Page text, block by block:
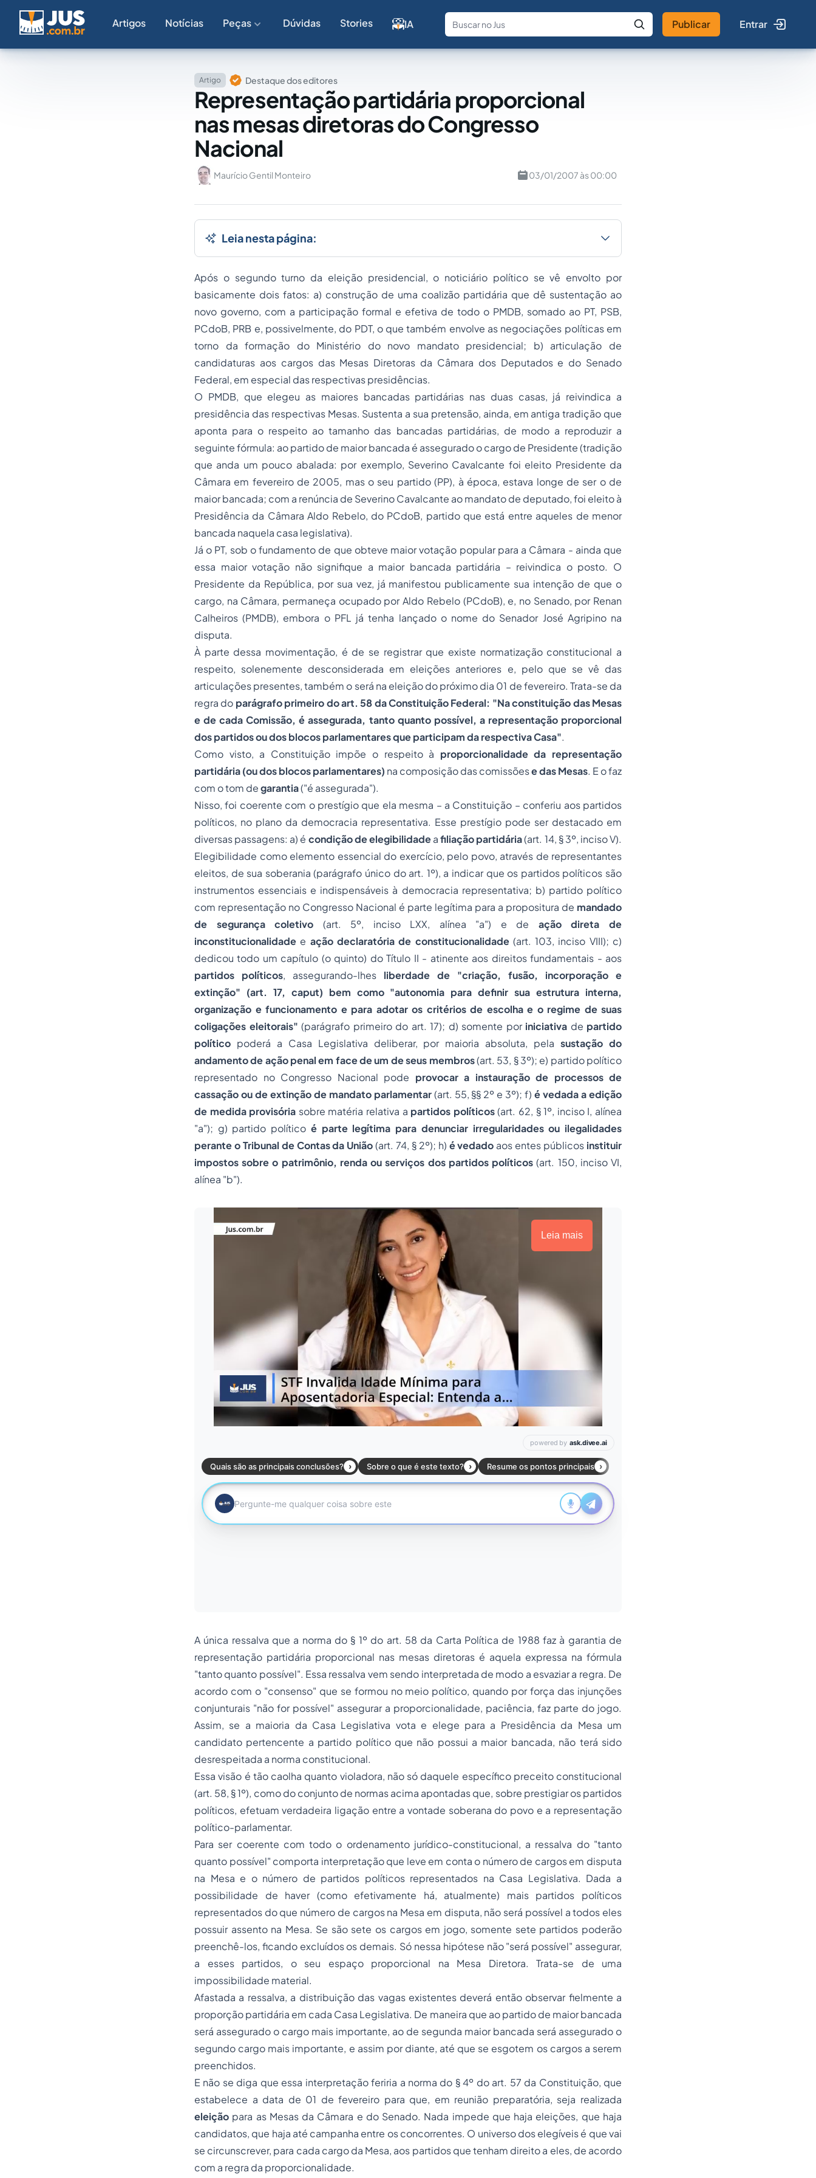
Artigos Notícias Peças Dúvidas Stories IA
Fale com a IA Buscar no Jus
Publicar Entrar
Artigo Destaque dos editores
Representação partidária proporcional
nas mesas diretoras do Congresso
Nacional
Maurício Gentil Monteiro 03/01/2007 às 00:00
Leia nesta página:
Após o segundo turno da eleição presidencial, o noticiário político se vê envolto por
basicamente dois fatos: a) construção de uma coalizão partidária que dê sustentação ao
novo governo, com a participação formal e efetiva de todo o PMDB, somado ao PT, PSB,
PCdoB, PRB e, possivelmente, do PDT, o que também envolve as negociações políticas em
torno da formação do Ministério do novo mandato presidencial; b) articulação de
candidaturas aos cargos das Mesas Diretoras da Câmara dos Deputados e do Senado
Federal, em especial das respectivas presidências.
O PMDB, que elegeu as maiores bancadas partidárias nas duas casas, já reivindica a
presidência das respectivas Mesas. Sustenta a sua pretensão, ainda, em antiga tradição que
aponta para o respeito ao tamanho das bancadas partidárias, de modo a reproduzir a
seguinte fórmula: ao partido de maior bancada é assegurado o cargo de Presidente (tradição
que anda um pouco abalada: por exemplo, Severino Cavalcante foi eleito Presidente da
Câmara em fevereiro de 2005, mas o seu partido (PP), à época, estava longe de ser o de
maior bancada; com a renúncia de Severino Cavalcante ao mandato de deputado, foi eleito à
Presidência da Câmara Aldo Rebelo, do PCdoB, partido que está entre aqueles de menor
bancada naquela casa legislativa).
Já o PT, sob o fundamento de que obteve maior votação popular para a Câmara - ainda que
essa maior votação não signifique a maior bancada partidária – reivindica o posto. O
Presidente da República, por sua vez, já manifestou publicamente sua intenção de que o
cargo, na Câmara, permaneça ocupado por Aldo Rebelo (PCdoB), e, no Senado, por Renan
Calheiros (PMDB), embora o PFL já tenha lançado o nome do Senador José Agripino na
disputa.
À parte dessa movimentação, é de se registrar que existe normatização constitucional a
respeito, solenemente desconsiderada em eleições anteriores e, pelo que se vê das
articulações presentes, também o será na eleição do próximo dia 01 de fevereiro. Trata-se da
regra do parágrafo primeiro do art. 58 da Constituição Federal: "Na constituição das Mesas
e de cada Comissão, é assegurada, tanto quanto possível, a representação proporcional
dos partidos ou dos blocos parlamentares que participam da respectiva Casa".
Como visto, a Constituição impõe o respeito à proporcionalidade da representação
partidária (ou dos blocos parlamentares) na composição das comissõese das Mesas. E o faz
com o tom degarantia("é assegurada").
Nisso, foi coerente com o prestígio que ela mesma – a Constituição – conferiu aos partidos
políticos, no plano da democracia representativa. Esse prestígio pode ser destacado em
diversas passagens: a) é condição de elegibilidadeafiliação partidária(art. 14, § 3º, inciso V).
Elegibilidade como elemento essencial do exercício, pelo povo, através de representantes
eleitos, de sua soberania (parágrafo único do art. 1º), a indicar que os partidos políticos são
instrumentos essenciais e indispensáveis à democracia representativa; b) partido político
com representação no Congresso Nacional é parte legítima para a propositura de mandado
de segurança coletivo (art. 5º, inciso LXX, alínea "a") e de ação direta de
inconstitucionalidade e ação declaratória de constitucionalidade(art. 103, inciso VIII); c)
dedicou todo um capítulo (o quinto) do Título II - atinente aos direitos fundamentais - aos
partidos políticos, assegurando-lhes liberdade de "criação, fusão, incorporação e
extinção" (art. 17, caput) bem como "autonomia para definir sua estrutura interna,
organização e funcionamento e para adotar os critérios de escolha e o regime de suas
coligações eleitorais" (parágrafo primeiro do art. 17); d) somente por iniciativa de partido
político poderá a Casa Legislativa deliberar, por maioria absoluta, pelasustação do
andamento de ação penal em face de um de seus membros(art. 53, § 3º); e) partido político
representado no Congresso Nacional pode provocar a instauração de processos de
cassação ou de extinção de mandato parlamentar(art. 55, §§ 2º e 3º); f)é vedada a edição
de medida provisória sobre matéria relativa a partidos políticos(art. 62, § 1º, inciso I, alínea
"a"); g) partido político é parte legítima para denunciar irregularidades ou ilegalidades
perante oTribunal de Contasda União(art. 74, § 2º); h) é vedado aos entes públicos instituir
impostos sobre o patrimônio, renda ou serviços dos partidos políticos (art. 150, inciso VI,
alínea "b").
Leia mais
A única ressalva que a norma do § 1º do art. 58 da Carta Política de 1988 faz à garantia de
representação partidária proporcional nas mesas diretoras é aquela expressa na fórmula
"tanto quanto possível". Essa ressalva vem sendo interpretada de modo a esvaziar a regra. De
acordo com o "consenso" que se formou no meio político, quando por força das injunções
conjunturais "não for possível" assegurar a proporcionalidade, paciência, faz parte do jogo.
Assim, se a maioria da Casa Legislativa vota e elege para a Presidência da Mesa um
candidato pertencente a partido político que não possui a maior bancada, não terá sido
desrespeitada a norma constitucional.
Essa visão é tão caolha quanto violadora, não só daquele específico preceito constitucional
(art. 58, § 1º), como do conjunto de normas acima apontadas que, sobre prestigiar os partidos
políticos, efetuam verdadeira ligação entre a vontade soberana do povo e a representação
político-parlamentar.
Para ser coerente com todo o ordenamento jurídico-constitucional, a ressalva do "tanto
quanto possível" comporta interpretação que leve em conta o número de cargos em disputa
na Mesa e o número de partidos políticos representados na Casa Legislativa. Dada a
possibilidade de haver (como efetivamente há, atualmente) mais partidos políticos
representados do que número de cargos na Mesa em disputa, não será possível a todos eles
possuir assento na Mesa. Se são sete os cargos em jogo, somente sete partidos poderão
preenchê-los, ficando excluídos os demais. Só nessa hipótese não "será possível" assegurar,
a esses partidos, o seu espaço proporcional na Mesa Diretora. Trata-se de uma
impossibilidade material.
Afastada a ressalva, a distribuição das vagas existentes deverá então observar fielmente a
proporção partidária em cada Casa Legislativa. De maneira que ao partido de maior bancada
será assegurado o cargo mais importante, ao de segunda maior bancada será assegurado o
segundo cargo mais importante, e assim por diante, até que se esgotem os cargos a serem
preenchidos.
E não se diga que essa interpretação feriria a norma do § 4º do art. 57 da Constituição, que
estabelece a data de 01 de fevereiro para que, em reunião preparatória, seja realizada
eleição para as Mesas da Câmara e do Senado. Nada impede que haja eleições, que haja
candidatos, que haja até campanha entre os concorrentes. O universo dos elegíveis é que vai
se circunscrever, para cada cargo da Mesa, aos partidos que tenham direito a eles, de acordo
com a regra da proporcionalidade.